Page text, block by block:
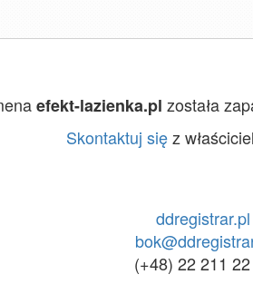
efekt-lazienka.pl została
Skontaktuj sięz
ddregistrar.pl
(+48) 22 211